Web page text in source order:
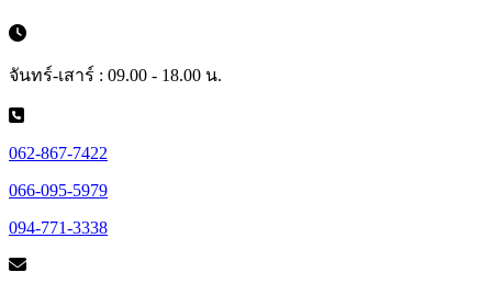
จันทร์-เสาร์ : 09.00 - 18.00 น.
062-867-7422
066-095-5979
094-771-3338